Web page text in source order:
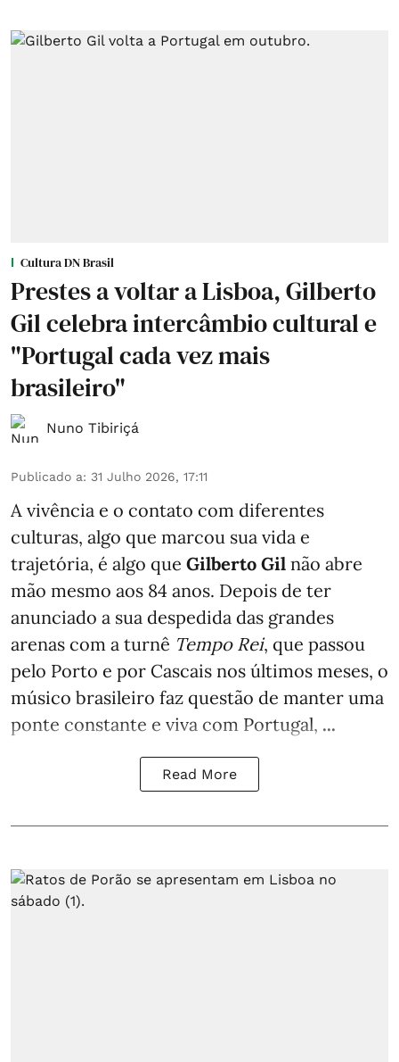
Cultura DN Brasil
Prestes a voltar a Lisboa, Gilberto
Gil celebra intercâmbio cultural e
"Portugal cada vez mais
brasileiro"
Nuno Tibiriçá
Publicado a: 31 Julho 2026, 17:11
A vivência e o contato com diferentes
culturas, algo que marcou sua vida e
trajetória, é algo que Gilberto Gil não abre
mão mesmo aos 84 anos. Depois de ter
anunciado a sua despedida das grandes
arenas com a turnê Tempo Rei, que passou
pelo Porto e por Cascais nos últimos meses, o
músico brasileiro faz questão de manter uma
ponte constante e viva com Portugal, ...
Read More